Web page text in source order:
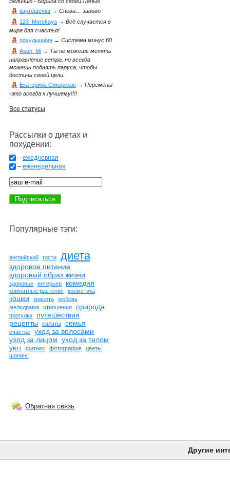
Величию - Борьба со своей Ленью
картошечка → Снова… заново
123_Morskaya → Всё случается в
мире для счастья!
похудышкин → Система минус 60
Asun_Mi → Ты не можешь менять
направление ветра, но всегда
можешь поднять паруса, чтобы
достичь своей цели.
Екатерина Сикорская → Перемены
-это всегда к лучшему!!!!
Все статусы
Рассылки о диетах и
похудении:
– ежедневная
– еженедельная
Популярные тэги:
английский гости диета
здоровое питание
здоровый образ жизни
здоровье интерьер комедия
комнатные растения косметика
кошки красота
любовь
мелодрама
отношения природа
прогулки
путешествия
рецепты
салаты семья
счастье
уход за волосами
уход за лицом уход за телом
уют
фитнес фотография
цветы
шопинг
Обратная связь
Другие